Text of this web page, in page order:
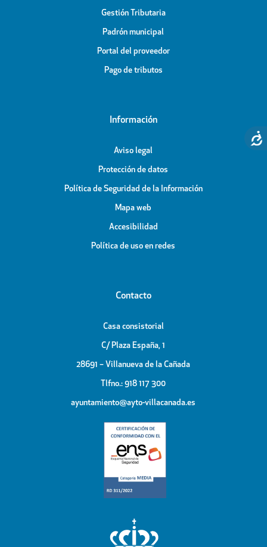
Gestión Tributaria
Padrón municipal
Portal del proveedor
Pago de tributos
Información
Aviso legal
Protección de datos
Política de Seguridad de la Información
Mapa web
Accesibilidad
Política de uso en redes
Contacto
Casa consistorial
C/ Plaza España, 1
28691 – Villanueva de la Cañada
Tlfno.: 918 117 300
ayuntamiento@ayto-villacanada.es